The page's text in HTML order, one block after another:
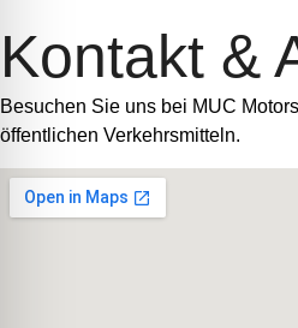
Kontakt &
Besuchen Sie uns bei MUC
öffentlichen Verkehrsmitteln.